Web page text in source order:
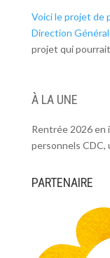
Voici le projet de
Direction
projet qui pourrait
À LA UNE
Rentrée 2026 en
personnels CDC,
PARTENAIRE